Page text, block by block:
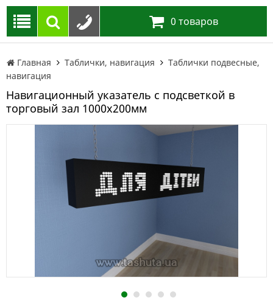
0 товаров
Главная Таблички, навигация
Таблички подвесные,
навигация
Навигационный указатель с подсветкой в
торговый зал 1000х200мм
1 2 3 4 5